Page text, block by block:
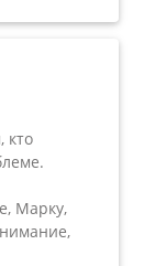
кто
Марку,